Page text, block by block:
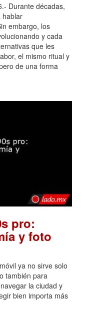
Durante décadas,
hablar
embargo, los
y cada
que les
el mismo ritual y
de una forma
pro:
y foto
ya no sirve solo
también para
la ciudad y
bien importa más